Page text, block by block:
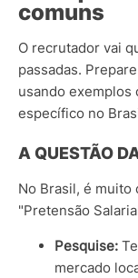
comuns
O recrutador vai
passadas.
usando exemplos
específico no
A QUESTÃO
No Brasil, é muito
"Pretensão
Pesquise:
mercado